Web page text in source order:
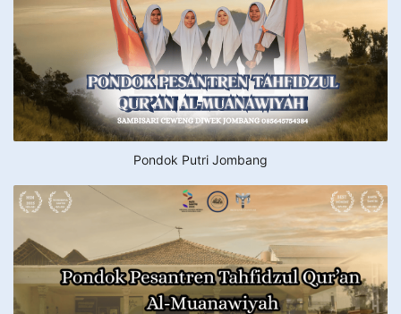
Pondok Putri Jombang